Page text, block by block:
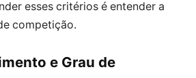
esses critérios é entender a
competição.
e Grau de